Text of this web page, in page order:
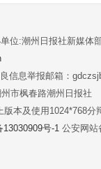
位:潮州日报社新媒体
信息举报邮箱：
市枫春路潮州日报社
本及使用1024*768分
13030909号-1 公安网站